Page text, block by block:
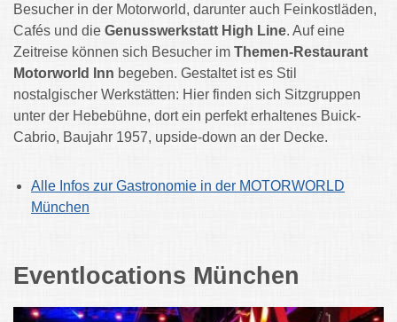
Besucher in der Motorworld, darunter auch Feinkostläden,
Cafés und die Genusswerkstatt High Line. Auf eine
Zeitreise können sich Besucher im Themen-Restaurant
Motorworld Inn begeben. Gestaltet ist es Stil
nostalgischer Werkstätten: Hier finden sich Sitzgruppen
unter der Hebebühne, dort ein perfekt erhaltenes Buick-
Cabrio, Baujahr 1957, upside-down an der Decke.
Alle Infos zur Gastronomie in der MOTORWORLD
München
Eventlocations München